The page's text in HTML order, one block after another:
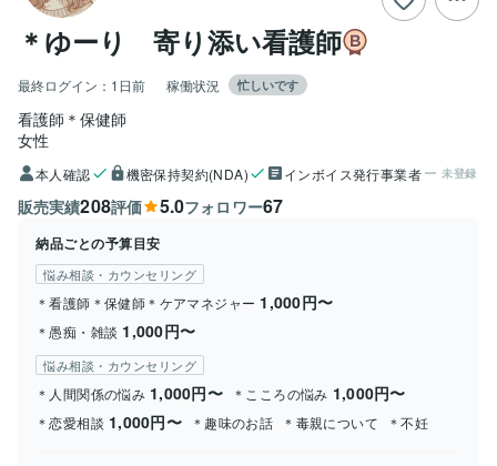
＊ゆーり 寄り添い看護師
最終ログイン： 1日前 稼働状況 忙しいです
看護師＊保健師
女性
本人確認 機密保持契約(NDA) インボイス発行事業者 未登録
販売実績208評価 5.0フォロワー67
納品ごとの予算目安
悩み相談・カウンセリング
＊看護師＊保健師＊ケアマネジャー 1,000円〜
＊愚痴・雑談 1,000円〜
悩み相談・カウンセリング
＊人間関係の悩み 1,000円〜 ＊こころの悩み 1,000円〜
＊恋愛相談 1,000円〜 ＊趣味のお話 ＊毒親について ＊不妊